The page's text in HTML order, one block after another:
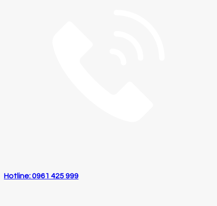
Hotline: 0961 425 999